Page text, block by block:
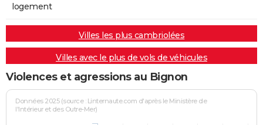
logement
Villes les plus cambriolées
Villes avec le plus de vols de véhicules
Violences et agressions au Bignon
Données 2025 (source : Linternaute.com d'après le Ministère de
l'Intérieur et des Outre-Mer)